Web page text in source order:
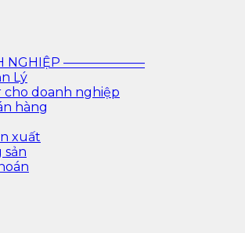
NGHIỆP ——————–
Lý
cho doanh nghiệp
hàng
xuất
sản